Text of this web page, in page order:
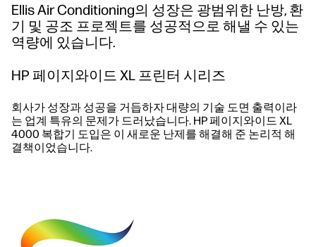
Ellis Air Conditioning의 성장은 광범위한 난방, 환
기 및 공조 프로젝트를 성공적으로 해낼 수 있는
역량에 있습니다.
HP 페이지와이드 XL 프린터 시리즈
회사가 성장과 성공을 거듭하자 대량의 기술 도면 출력이라
는 업계 특유의 문제가 드러났습니다. HP 페이지와이드 XL
4000 복합기 도입은 이 새로운 난제를 해결해 준 논리적 해
결책이었습니다.